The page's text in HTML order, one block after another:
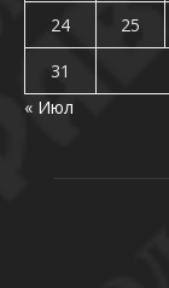
24
25
31
« Июл